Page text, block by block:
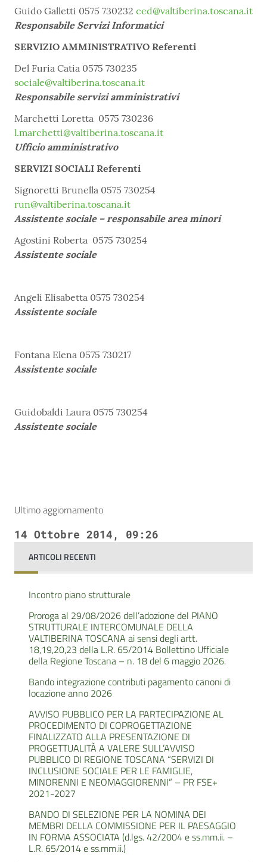
ARTICOLI RECENTI
Incontro piano strutturale
Proroga al 29/08/2026 dell’adozione del PIANO
STRUTTURALE INTERCOMUNALE DELLA
VALTIBERINA TOSCANA ai sensi degli artt.
18,19,20,23 della L.R. 65/2014 Bollettino Ufficiale
della Regione Toscana – n. 18 del 6 maggio 2026.
Bando integrazione contributi pagamento canoni di
locazione anno 2026
AVVISO PUBBLICO PER LA PARTECIPAZIONE AL
PROCEDIMENTO DI COPROGETTAZIONE
FINALIZZATO ALLA PRESENTAZIONE DI
PROGETTUALITÀ A VALERE SULL’AVVISO
PUBBLICO DI REGIONE TOSCANA “SERVIZI DI
INCLUSIONE SOCIALE PER LE FAMIGLIE,
MINORENNI E NEOMAGGIORENNI” – PR FSE+
2021-2027
BANDO DI SELEZIONE PER LA NOMINA DEI
MEMBRI DELLA COMMISSIONE PER IL PAESAGGIO
IN FORMA ASSOCIATA (d.lgs. 42/2004 e ss.mm.ii. –
L.R. 65/2014 e ss.mm.ii.)
Guido Galletti 0575 730232 ced@valtiberina.toscana.it
Responsabile Servizi Informatici
SERVIZIO AMMINISTRATIVO Referenti
Del Furia Catia 0575 730235
sociale@valtiberina.toscana.it
Responsabile servizi amministrativi
Marchetti Loretta 0575 730236
l.marchetti@valtiberina.toscana.it
Ufficio amministrativo
SERVIZI SOCIALI Referenti
Signoretti Brunella 0575 730254
run@valtiberina.toscana.it
Assistente sociale – responsabile area minori
Agostini Roberta 0575 730254
Assistente sociale
Angeli Elisabetta 0575 730254
Assistente sociale
Fontana Elena 0575 730217
Assistente sociale
Guidobaldi Laura 0575 730254
Assistente sociale
Ultimo aggiornamento
14 Ottobre 2014, 09:26